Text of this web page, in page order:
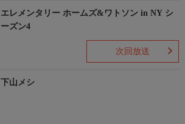
エレメンタリー ホームズ&ワトソン in NY シ
ーズン4
次回放送
下山メシ